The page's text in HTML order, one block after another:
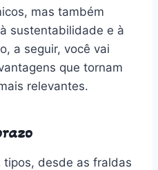
mas também
sustentabilidade e à
a seguir, você vai
que tornam
relevantes.
desde as fraldas